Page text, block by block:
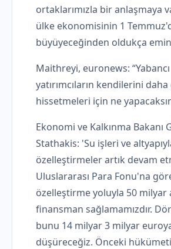
ortaklarımızla bir anlaşmaya
ülke ekonomisinin 1
büyüyeceğinden oldukça
Maithreyi, euronews: “Yabancı
yatırımcıların kendilerini
hissetmeleri için ne
Ekonomi ve Kalkınma Bakanı
Stathakis: 'Su işleri ve
özelleştirmeler artık devam
Uluslararası Para Fonu'na
özelleştirme yoluyla 50 milyar
finansman sağlamamızdır.
bunu 14 milyar 3 milyar
düşüreceğiz. Önceki